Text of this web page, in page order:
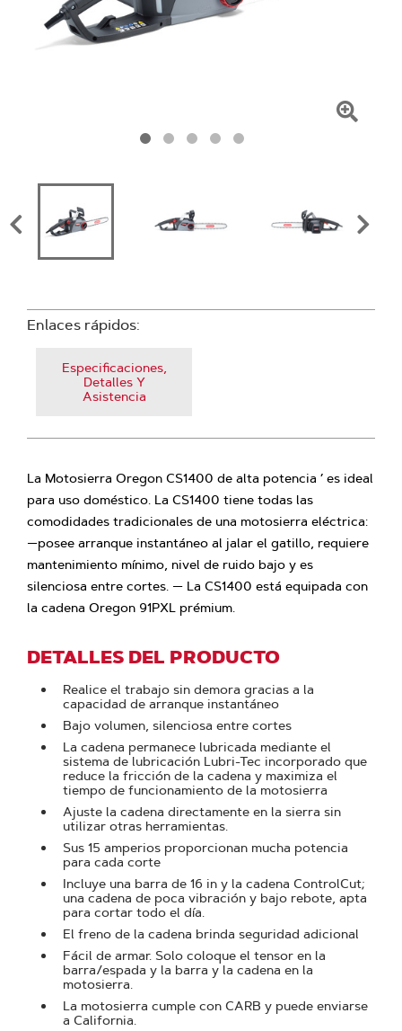
la
Enlaces rápidos:
Especificaciones,
Detalles Y
Asistencia
La Motosierra Oregon CS1400 de alta potencia ’ es ideal
para uso doméstico. La CS1400 tiene todas las
comodidades tradicionales de una motosierra eléctrica:
—posee arranque instantáneo al jalar el gatillo, requiere
mantenimiento mínimo, nivel de ruido bajo y es
silenciosa entre cortes. — La CS1400 está equipada con
la cadena Oregon 91PXL prémium.
DETALLES DEL PRODUCTO
Realice el trabajo sin demora gracias a la
capacidad de arranque instantáneo
Bajo volumen, silenciosa entre cortes
La cadena permanece lubricada mediante el
sistema de lubricación Lubri-Tec incorporado que
reduce la fricción de la cadena y maximiza el
tiempo de funcionamiento de la motosierra
Ajuste la cadena directamente en la sierra sin
utilizar otras herramientas.
Sus 15 amperios proporcionan mucha potencia
para cada corte
Incluye una barra de 16 in y la cadena ControlCut;
una cadena de poca vibración y bajo rebote, apta
para cortar todo el día.
El freno de la cadena brinda seguridad adicional
Fácil de armar. Solo coloque el tensor en la
barra/espada y la barra y la cadena en la
motosierra.
La motosierra cumple con CARB y puede enviarse
a California.